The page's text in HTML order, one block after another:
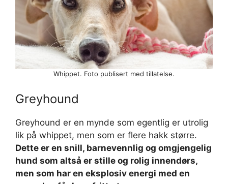
Whippet. Foto publisert med tillatelse.
Greyhound
Greyhound er en mynde som egentlig er utrolig
lik på whippet, men som er flere hakk større.
Dette er en snill, barnevennlig og omgjengelig
hund som altså er stille og rolig innendørs,
men som har en eksplosiv energi med en